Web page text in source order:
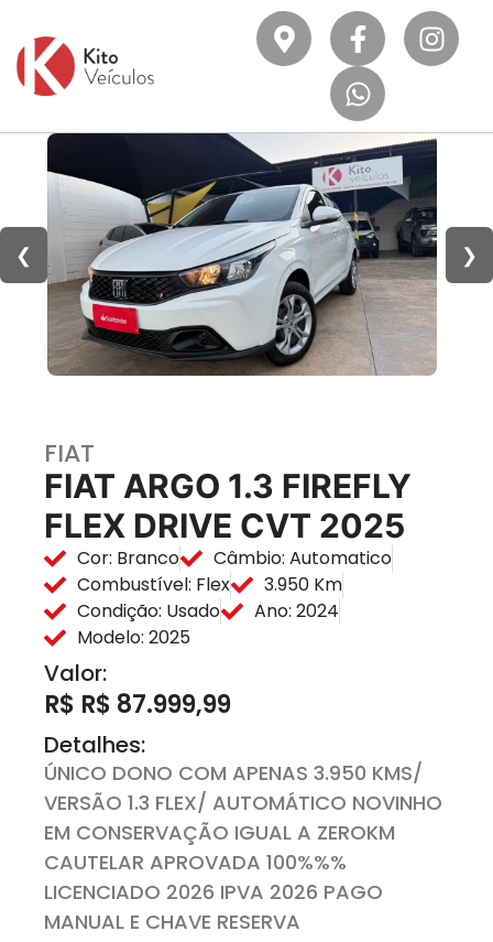
❮ ❯
FIAT
FIAT ARGO 1.3 FIREFLY
FLEX DRIVE CVT 2025
Cor: Branco
Câmbio: Automatico
Combustível: Flex
3.950 Km
Condição: Usado
Ano: 2024
Modelo: 2025
Valor:
R$ R$ 87.999,99
Detalhes:
ÚNICO DONO COM APENAS 3.950 KMS/
VERSÃO 1.3 FLEX/ AUTOMÁTICO NOVINHO
EM CONSERVAÇÃO IGUAL A ZEROKM
CAUTELAR APROVADA 100%%%
LICENCIADO 2026 IPVA 2026 PAGO
MANUAL E CHAVE RESERVA